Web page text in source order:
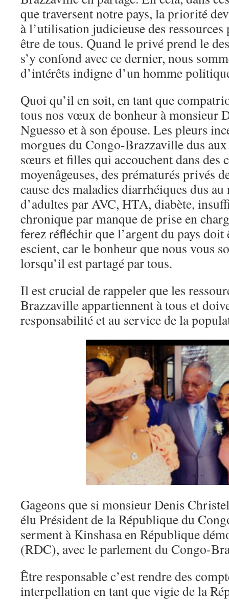
que traversent notre pays, la priorité
à l’utilisation judicieuse des
être de tous. Quand le privé prend le
s’y confond avec ce dernier, nous
d’intérêts indigne d’un homme
Quoi qu’il en soit, en tant que
tous nos vœux de bonheur à monsieur
Nguesso et à son épouse. Les pleurs
morgues du Congo-Brazzaville dus aux
sœurs et filles qui accouchent dans des
moyenâgeuses, des prématurés privés
cause des maladies diarrhéiques dus au
d’adultes par AVC, HTA, diabète,
chronique par manque de prise en
ferez réfléchir que l’argent du pays
escient, car le bonheur que nous vous
lorsqu’il est partagé par tous.
Il est crucial de rappeler que les
Brazzaville appartiennent à tous et
responsabilité et au service de la
Gageons que si monsieur Denis
élu Président de la République du
serment à Kinshasa en République
(RDC), avec le parlement du Congo-
Être responsable c’est rendre des
interpellation en tant que vigie de la